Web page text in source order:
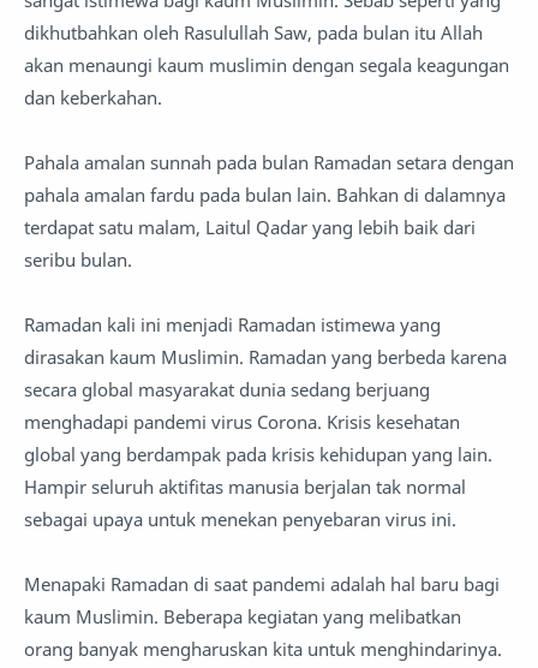
dikhutbahkan oleh Rasulullah Saw, pada bulan itu Allah
akan menaungi kaum muslimin dengan segala keagungan
dan keberkahan.
Pahala amalan sunnah pada bulan Ramadan setara dengan
pahala amalan fardu pada bulan lain. Bahkan di dalamnya
terdapat satu malam, Laitul Qadar yang lebih baik dari
seribu bulan.
Ramadan kali ini menjadi Ramadan istimewa yang
dirasakan kaum Muslimin. Ramadan yang berbeda karena
secara global masyarakat dunia sedang berjuang
menghadapi pandemi virus Corona. Krisis kesehatan
global yang berdampak pada krisis kehidupan yang lain.
Hampir seluruh aktifitas manusia berjalan tak normal
sebagai upaya untuk menekan penyebaran virus ini.
Menapaki Ramadan di saat pandemi adalah hal baru bagi
kaum Muslimin. Beberapa kegiatan yang melibatkan
orang banyak mengharuskan kita untuk menghindarinya.